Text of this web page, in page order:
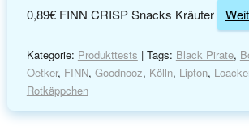
0,89€ FINN CRISP Snacks Kräuter
Kategorie: Produkttests | Tags: Black Pirate,
Oetker, FINN, Goodnooz, Kölln, Lipton,
Rotkäppchen